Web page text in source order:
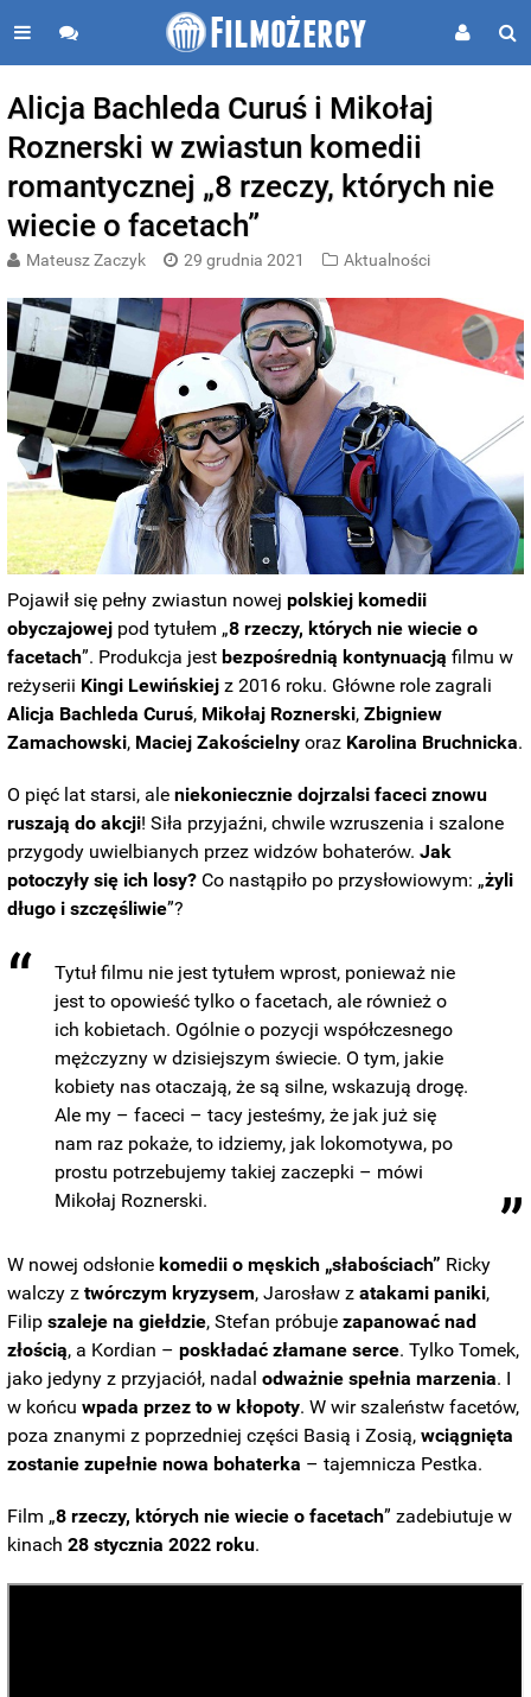
Alicja Bachleda Curuś i Mikołaj
Roznerski w zwiastun komedii
romantycznej „8 rzeczy, których nie
wiecie o facetach”
Mateusz Zaczyk 29 grudnia 2021 Aktualności
Pojawił się pełny zwiastun nowejpolskiej komedii
obyczajowej pod tytułem „8 rzeczy, których nie wiecie o
facetach”. Produkcja jest bezpośrednią kontynuacjąfilmu w
reżyserii Kingi Lewińskiej z 2016 roku. Główne role zagrali
Alicja Bachleda Curuś, Mikołaj Roznerski,Zbigniew
Zamachowski, Maciej Zakościelnyoraz Karolina Bruchnicka.
O pięć lat starsi, aleniekoniecznie dojrzalsi faceci znowu
ruszają do akcji! Siła przyjaźni, chwile wzruszenia i szalone
przygody uwielbianych przez widzów bohaterów.Jak
potoczyły się ich losy? Co nastąpiło po przysłowiowym: „żyli
długo i szczęśliwie”?
Tytuł filmu nie jest tytułem wprost, ponieważ nie
jest to opowieść tylko o facetach, ale również o
ich kobietach. Ogólnie o pozycji współczesnego
mężczyzny w dzisiejszym świecie. O tym, jakie
kobiety nas otaczają, że są silne, wskazują drogę.
Ale my – faceci – tacy jesteśmy, że jak już się
nam raz pokaże, to idziemy, jak lokomotywa, po
prostu potrzebujemy takiej zaczepki – mówi
Mikołaj Roznerski.
W nowej odsłonie komedii o męskich „słabościach” Ricky
walczy ztwórczym kryzysem, Jarosław zatakami paniki,
Filipszaleje na giełdzie, Stefan próbujezapanować nad
złością, a Kordian –poskładać złamane serce. Tylko Tomek,
jako jedyny z przyjaciół, nadalodważnie spełnia marzenia. I
w końcuwpada przez to w kłopoty. W wir szaleństw facetów,
poza znanymi z poprzedniej części Basią i Zosią,wciągnięta
zostanie zupełnie nowa bohaterka – tajemnicza Pestka.
Film „8 rzeczy, których nie wiecie o facetach” zadebiutuje w
kinach28 stycznia 2022 roku.